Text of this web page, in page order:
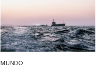
MUNDO